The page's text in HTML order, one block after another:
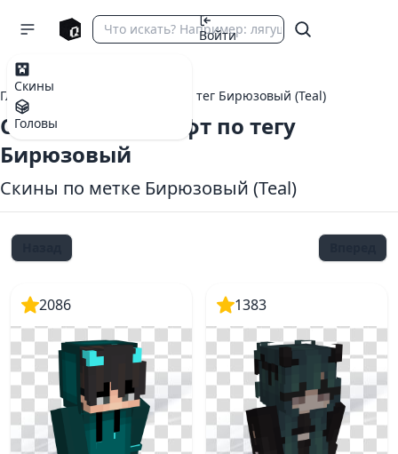
Скины
Головы
Войти
Главная тег Бирюзовый (Teal)
Скины Майнкрафт по тегу
Бирюзовый
Скины по метке Бирюзовый (Teal)
2086 1383